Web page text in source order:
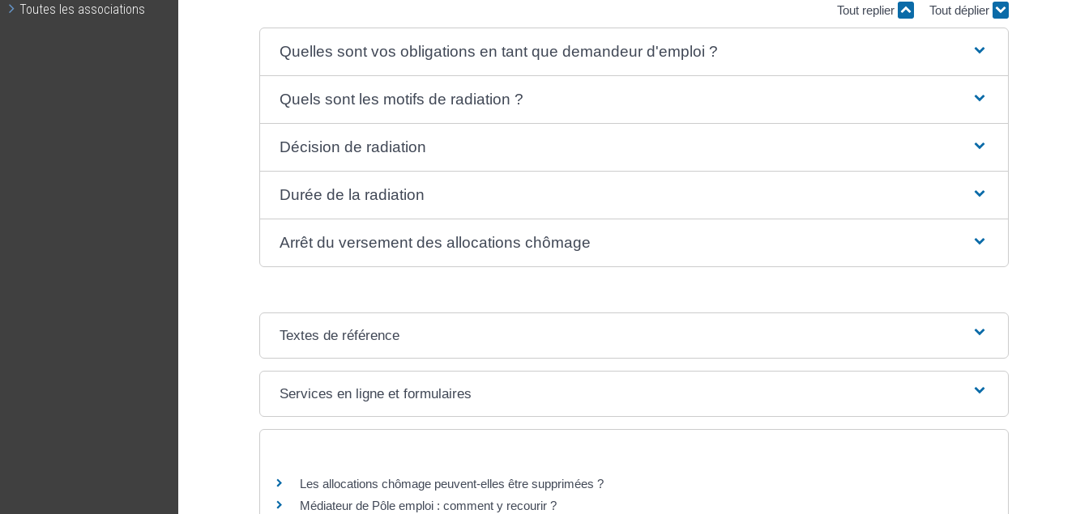
Toutes les associations Tout replier Tout déplier
Quelles sont vos obligations en tant que demandeur d'emploi ?
Quels sont les motifs de radiation ?
Décision de radiation
Durée de la radiation
Arrêt du versement des allocations chômage
Textes de référence
Services en ligne et formulaires
Les allocations chômage peuvent-elles être supprimées ?
Médiateur de Pôle emploi : comment y recourir ?